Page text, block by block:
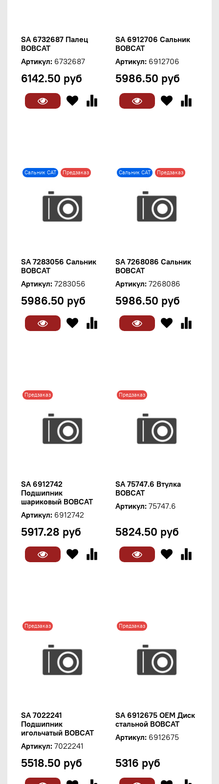
SA 6732687 Палец
BOBCAT
Артикул: 6732687
6142.50 руб
SA 6912706 Сальник
BOBCAT
Артикул: 6912706
5986.50 руб
Сальник CAT Предзаказ
SA 7283056 Сальник
BOBCAT
Артикул: 7283056
5986.50 руб
Сальник CAT Предзаказ
SA 7268086 Сальник
BOBCAT
Артикул: 7268086
5986.50 руб
Предзаказ
SA 6912742
Подшипник
шариковый BOBCAT
Артикул: 6912742
5917.28 руб
Предзаказ
SA 75747.6 Втулка
BOBCAT
Артикул: 75747.6
5824.50 руб
Предзаказ
SA 7022241
Подшипник
игольчатый BOBCAT
Артикул: 7022241
5518.50 руб
Предзаказ
SA 6912675 OEM Диск
стальной BOBCAT
Артикул: 6912675
5316 руб